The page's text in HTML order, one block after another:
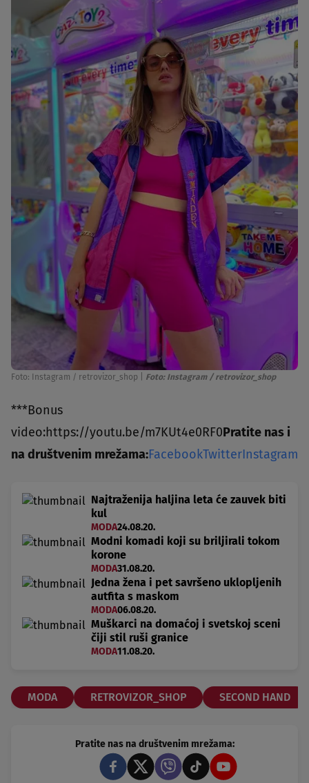
Foto: Instagram / retrovizor_shop Foto: Instagram / retrovizor_shop
***Bonus
video:https://youtu.be/m7KUt4e0RF0Pratite nas i
na društvenim mrežama:FacebookTwitterInstagram
Najtraženija haljina leta će zauvek biti
kul
MODA24.08.20.
Modni komadi koji su briljirali tokom
korone
MODA31.08.20.
Jedna žena i pet savršeno uklopljenih
autfita s maskom
MODA06.08.20.
Muškarci na domaćoj i svetskoj sceni
čiji stil ruši granice
MODA11.08.20.
MODA RETROVIZOR_SHOP SECOND HAND
Pratite nas na društvenim mrežama: